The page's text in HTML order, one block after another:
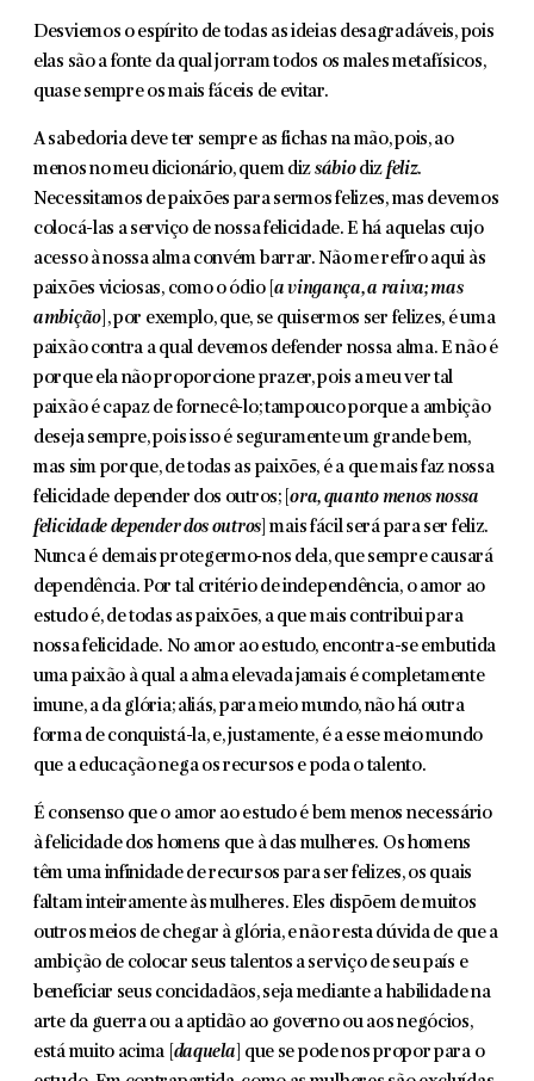
Desviemos o espírito de todas as ideias desagradáveis, pois
elas são a fonte da qual jorram todos os males metafísicos,
quase sempre os mais fáceis de evitar.
A sabedoria deve ter sempre as fichas na mão, pois, ao
menos no meu dicionário, quem diz sábiodiz feliz.
Necessita­mos de paixões para sermos felizes, mas devemos
colocá-las a serviço de nossa felicidade. E há aquelas cujo
acesso à nossa alma convém barrar. Não me refiro aqui às
paixões viciosas, como o ódio [ a vingança, a raiva; mas
ambição], por exemplo, que, se quisermos ser felizes, é uma
paixão contra a qual deve­mos defender nossa alma. E não é
porque ela não proporcione prazer, pois a meu ver tal
paixão é capaz de fornecê-lo; tam­pouco porque a ambição
deseja sempre, pois isso é segura­mente um grande bem,
mas sim porque, de todas as paixões, é a que mais faz nossa
felicidade depender dos outros; [ora, quanto menos nossa
felicidade depender dos outros ] mais fácil será para ser feliz.
Nunca é demais protegermo-nos dela, que sempre causará
dependência. Por tal critério de indepen­dência, o amor ao
estudo é, de todas as paixões, a que mais contribui para
nossa felicidade. No amor ao estudo, encontra-se embutida
uma paixão à qual a alma elevada jamais é com­pletamente
imune, a da glória; aliás, para meio mundo, não há outra
forma de conquistá-la, e, justamente, é a esse meio mundo
que a educação nega os recursos e poda o talento.
É consenso que o amor ao estudo é bem menos necessário
à felicidade dos homens que à das mulheres. Os homens
têm uma infinidade de recursos para ser felizes, os quais
faltam inteiramente às mulheres. Eles dispõem de muitos
outros meios de chegar à glória, e não resta dúvida de que a
ambi­ção de colocar seus talentos a serviço de seu país e
beneficiar seus concidadãos, seja mediante a habilidade na
arte da guerra ou a aptidão ao governo ou aos negócios,
está muito acima [ daquela ] que se pode nos pro­por para o